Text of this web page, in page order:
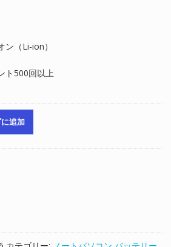
ン（Li-ion）
ト500回以上
追加